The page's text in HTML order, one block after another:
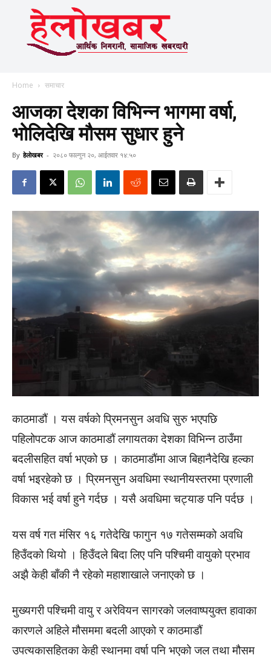
Home समाचार
आजका देशका विभिन्न भागमा वर्षा,
भोलिदेखि मौसम सुधार हुने
By हेलाेखबर - २०८० फाल्गुन २०, आईतवार १४:५०
काठमाडौं । यस वर्षको प्रिमनसुन अवधि सुरु भएपछि
पहिलोपटक आज काठमाडौं लगायतका देशका विभिन्न ठाउँमा
बदलीसहित वर्षा भएको छ । काठमाडौंमा आज बिहानैदेखि हल्का
वर्षा भइरहेको छ । प्रिमनसुन अवधिमा स्थानीयस्तरमा प्रणाली
विकास भई वर्षा हुने गर्दछ । यसै अवधिमा चट्याङ पनि पर्दछ ।
यस वर्ष गत मंसिर १६ गतेदेखि फागुन १७ गतेसम्मको अवधि
हिउँदको थियो । हिउँदले बिदा लिए पनि पश्चिमी वायुको प्रभाव
अझै केही बाँकी नै रहेको महाशाखाले जनाएको छ ।
मुख्यगरी पश्चिमी वायु र अरेवियन सागरको जलवाष्पयुक्त हावाका
कारणले अहिले मौसममा बदली आएको र काठमाडौं
उपत्यकासहितका केही स्थानमा वर्षा पनि भएको जल तथा मौसम